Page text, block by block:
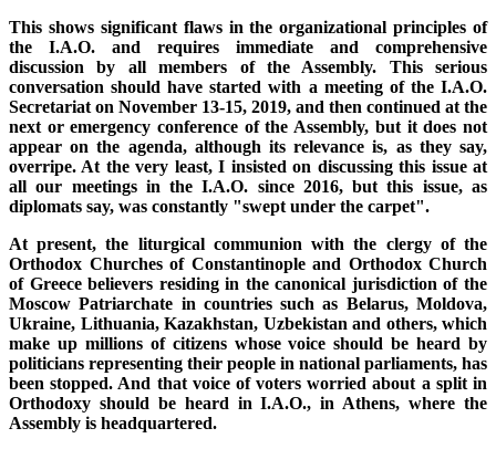
This shows significant flaws in the organizational principles of
the I.A.O. and requires immediate and comprehensive
discussion by all members of the Assembly. This serious
conversation should have started with a meeting of the I.A.O.
Secretariat on November 13-15, 2019, and then continued at the
next or emergency conference of the Assembly, but it does not
appear on the agenda, although its relevance is, as they say,
overripe. At the very least, I insisted on discussing this issue at
all our meetings in the I.A.O. since 2016, but this issue, as
diplomats say, was constantly "swept under the carpet".
At present, the liturgical communion with the clergy of the
Orthodox Churches of Constantinople and Orthodox Church
of Greece believers residing in the canonical jurisdiction of the
Moscow Patriarchate in countries such as Belarus, Moldova,
Ukraine, Lithuania, Kazakhstan, Uzbekistan and others, which
make up millions of citizens whose voice should be heard by
politicians representing their people in national parliaments, has
been stopped. And that voice of voters worried about a split in
Orthodoxy should be heard in I.A.O., in Athens, where the
Assembly is headquartered.